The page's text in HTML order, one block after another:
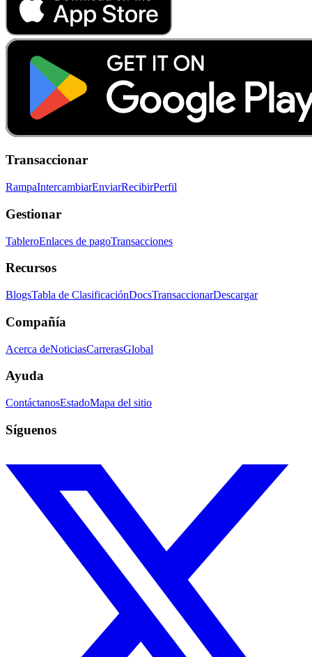
Transaccionar
RampaIntercambiarEnviarRecibirPerfil
Gestionar
TableroEnlaces de pagoTransacciones
Recursos
BlogsTabla de ClasificaciónDocsTransaccionarDescargar
Compañía
Acerca deNoticiasCarrerasGlobal
Ayuda
ContáctanosEstadoMapa del sitio
Síguenos